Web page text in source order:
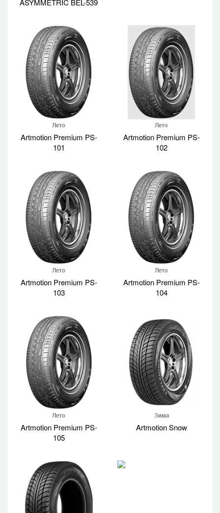
ASYMMETRIC BEL-539
Лето
Artmotion Premium PS-
101
Лето
Artmotion Premium PS-
102
Лето
Artmotion Premium PS-
103
Лето
Artmotion Premium PS-
104
Лето
Artmotion Premium PS-
105
Зима
Artmotion Snow